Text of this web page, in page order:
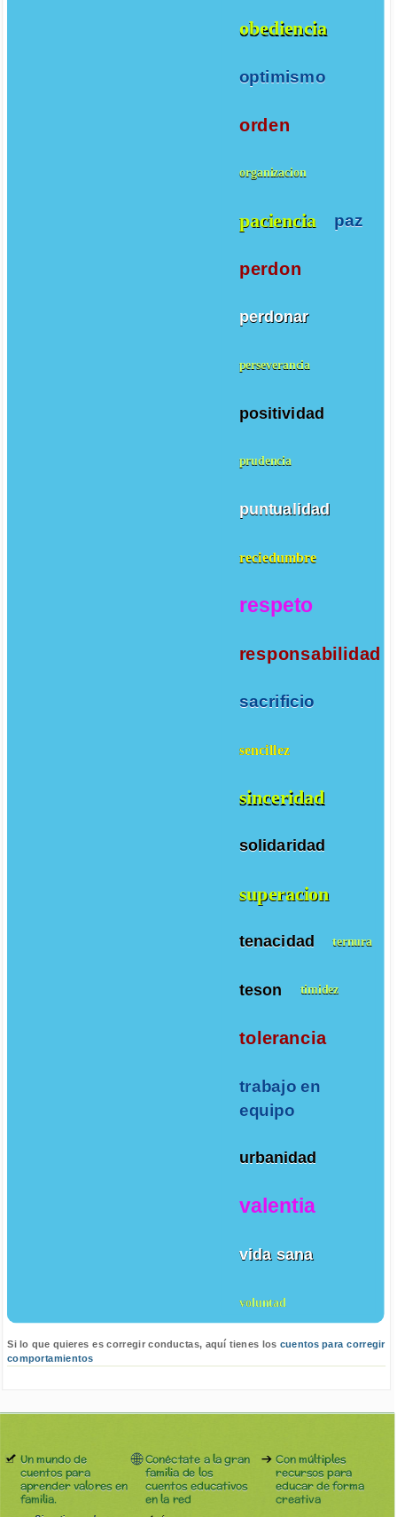
obediencia
optimismo
orden
organizacion
paciencia paz
perdon
perdonar
perseverancia
positividad
prudencia
puntualidad
reciedumbre
respeto
responsabilidad
sacrificio
sencillez
sinceridad
solidaridad
superacion
tenacidad ternura
teson timidez
tolerancia
trabajo en
equipo
urbanidad
valentia
vida sana
voluntad
Si lo que quieres es corregir conductas, aquí tienes los cuentos para corregir
comportamientos
Un mundo de
cuentos para
aprender valores en
familia.
Conéctate a la gran
familia de los
cuentos educativos
en la red
Con múltiples
recursos para
educar de forma
creativa